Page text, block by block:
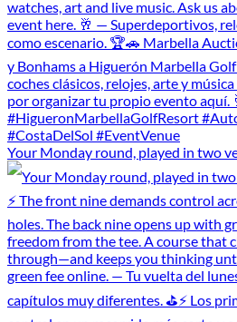
Your Monday round, played in two